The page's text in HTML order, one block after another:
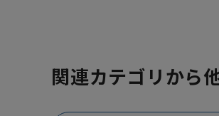
関連カテゴリから